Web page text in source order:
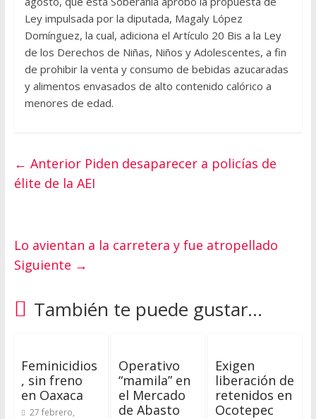
Ley impulsada por la diputada, Magaly López
Domínguez, la cual, adiciona el Artículo 20 Bis a la Ley
de los Derechos de Niñas, Niños y Adolescentes, a fin
de prohibir la venta y consumo de bebidas azucaradas
y alimentos envasados de alto contenido calórico a
menores de edad.
← AnteriorPiden desaparecer a policías de
élite de la AEI
Lo avientan a la carretera y fue atropellado
Siguiente →
También te puede gustar...
Feminicidios
, sin freno
en Oaxaca
27 febrero,
Operativo
“mamila” en
el Mercado
de Abasto
Exigen
liberación de
retenidos en
Ocotepec